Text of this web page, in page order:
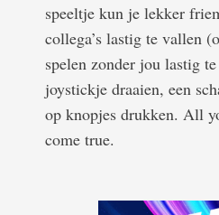
speeltje kun je lekker
collega’s lastig te vallen
spelen zonder jou lastig
joystickje draaien, een
op knopjes drukken. All
come true.